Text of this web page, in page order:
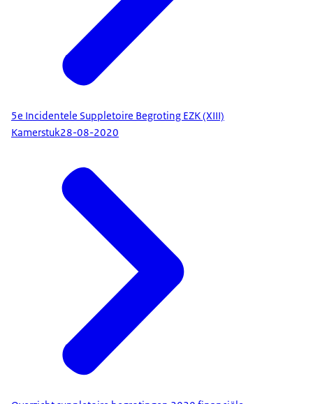
5e Incidentele Suppletoire Begroting EZK (XIII)
Kamerstuk28-08-2020